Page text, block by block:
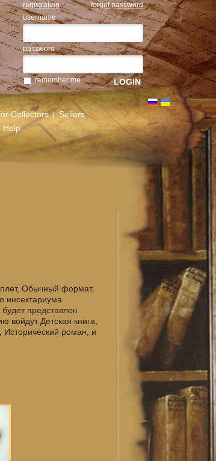
registration
forgot password
username
password
remember me
Collectors
Sellers
Help
Обычный формат.
инсектариума
представлен
войдут Детская книга,
роман, и